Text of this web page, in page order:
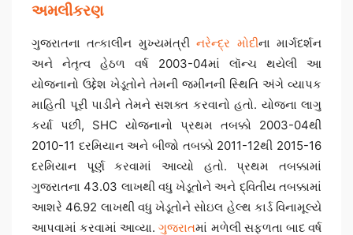
અમલીકરણ
ગુજરાતના તત્કાલીન મુખ્યમંત્રીનરેન્દ્ર મોદીના માર્ગદર્શન
અને નેતૃત્વ હેઠળ વર્ષ 2003-04માં લૉન્ચ થયેલી આ
યોજનાનો ઉદ્દેશ ખેડૂતોને તેમની જમીનની સ્થિતિ અંગે વ્યાપક
માહિતી પૂરી પાડીને તેમને સશક્ત કરવાનો હતો. યોજના લાગુ
કર્યા પછી, SHC યોજનાનો પ્રથમ તબક્કો 2003-04થી
2010-11 દરમિયાન અને બીજો તબક્કો 2011-12થી 2015-16
દરમિયાન પૂર્ણ કરવામાં આવ્યો હતો. પ્રથમ તબક્કામાં
ગુજરાતના 43.03 લાખથી વધુ ખેડૂતોને અને દ્વિતીય તબક્કામાં
આશરે 46.92 લાખથી વધુ ખેડૂતોને સોઇલ હેલ્થ કાર્ડ વિનામૂલ્યે
આપવામાં કરવામાં આવ્યા.ગુજરાતમાં મળેલી સફળતા બાદ વર્ષ